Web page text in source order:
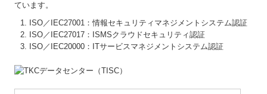
ています。
ISO／IEC27001：情報セキュリティマネジメントシステム認証
ISO／IEC27017：ISMSクラウドセキュリティ認証
ISO／IEC20000：ITサービスマネジメントシステム認証